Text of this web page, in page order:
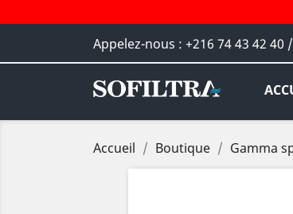
Appelez-nous : +216 74 43 42 40
Accueil Boutique Gamma